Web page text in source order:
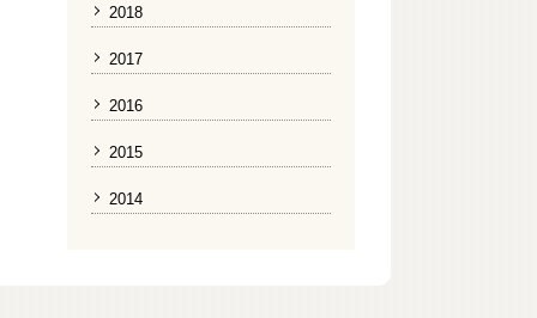
2018
2017
2016
2015
2014